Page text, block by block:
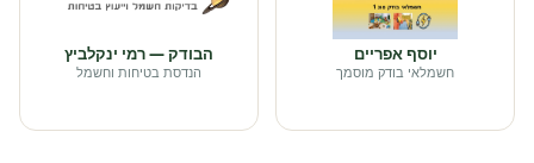
יוסף אפריים
חשמלאי בודק מוסמך
הבודק — רמי ינקלביץ
הנדסת בטיחות וחשמל